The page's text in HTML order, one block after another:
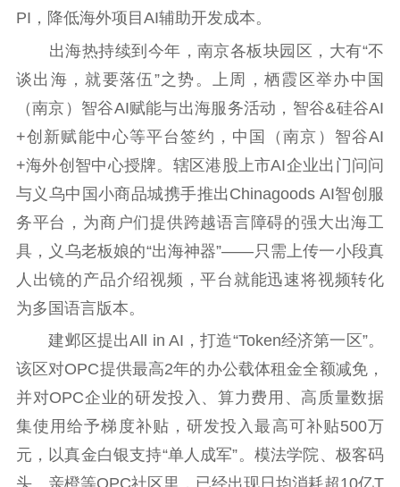
PI，降低海外项目AI辅助开发成本。
出海热持续到今年，南京各板块园区，大有“不
谈出海，就要落伍”之势。上周，栖霞区举办中国
（南京）智谷AI赋能与出海服务活动，智谷&硅谷AI
+创新赋能中心等平台签约，中国（南京）智谷AI
+海外创智中心授牌。辖区港股上市AI企业出门问问
与义乌中国小商品城携手推出Chinagoods AI智创服
务平台，为商户们提供跨越语言障碍的强大出海工
具，义乌老板娘的“出海神器”——只需上传一小段真
人出镜的产品介绍视频，平台就能迅速将视频转化
为多国语言版本。
建邺区提出All in AI，打造“Token经济第一区”。
该区对OPC提供最高2年的办公载体租金全额减免，
并对OPC企业的研发投入、算力费用、高质量数据
集使用给予梯度补贴，研发投入最高可补贴500万
元，以真金白银支持“单人成军”。模法学院、极客码